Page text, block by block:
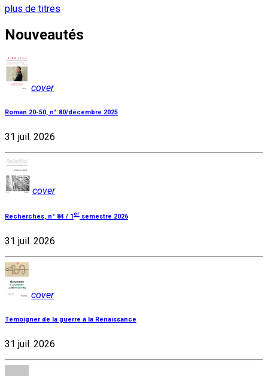
plus de titres
Nouveautés
cover
Roman 20-50, n° 80/décembre 2025
31 juil. 2026
cover
Recherches, n° 84 / 1 er semestre 2026
31 juil. 2026
cover
Témoigner de la guerre à la Renaissance
31 juil. 2026